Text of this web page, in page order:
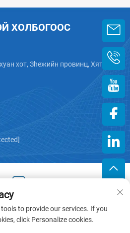
ХОЛБОГООС
хот, Зheжийн провинц, Хятад
2025 Зэцзин Хэнгжийн Пластик
-Нууцлалын бодлого
to provide our services. If you
click Personalize cookies.